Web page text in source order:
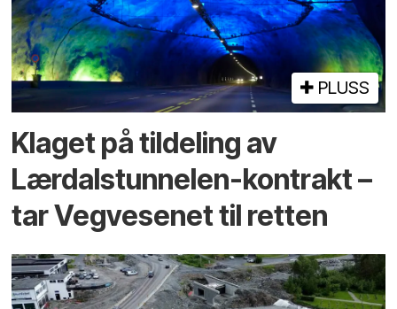
PLUSS
Klaget på tildeling av
Lærdalstunnelen-kontrakt –
tar Vegvesenet til retten